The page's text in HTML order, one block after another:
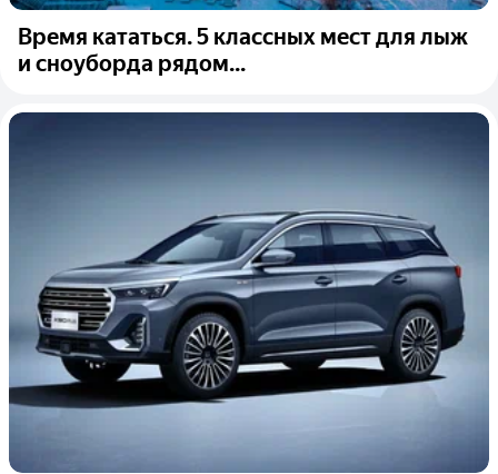
Время кататься. 5 классных мест для лыж
и сноуборда рядом...